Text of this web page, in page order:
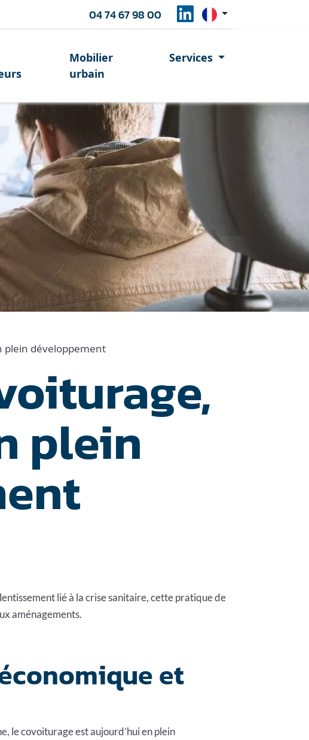
04 74 67 98 00
Mobilier
urbain
Services
plein développement
plein
lié à la crise sanitaire, cette pratique de
aménagements.
et
le covoiturage est aujourd’hui en plein